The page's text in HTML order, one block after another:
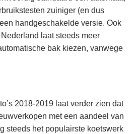
zuiniger (en dus
handgeschakelde versie. Ook
laat steeds meer
bak kiezen, vanwege
2018-2019 laat verder zien dat
met een aandeel van
steeds het populairste koetswerk